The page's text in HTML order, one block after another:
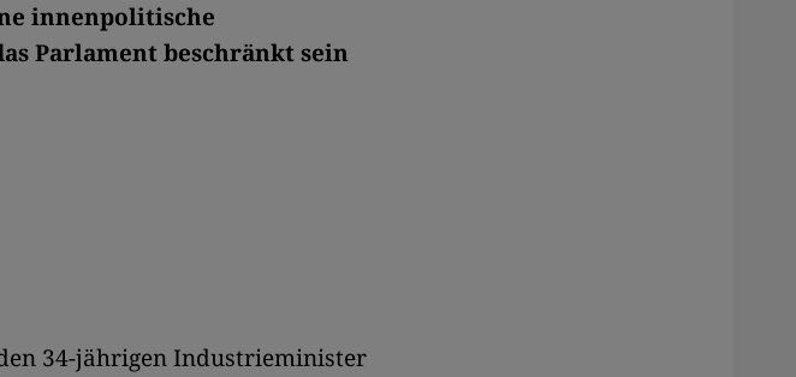
innenpolitische
Parlament beschränkt sein
34-jährigen Industrieminister